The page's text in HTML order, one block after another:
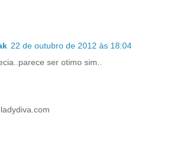
22 de outubro de 2012 às 18:04
ser otimo sim..